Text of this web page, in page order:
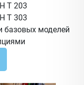
Т 203
Т 303
базовых моделей